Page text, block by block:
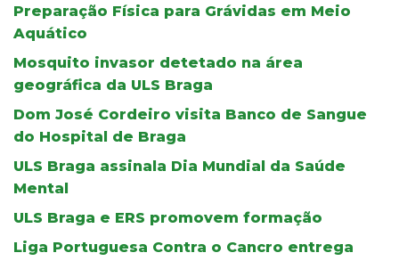
Preparação Física para Grávidas em Meio
Aquático
Mosquito invasor detetado na área
geográfica da ULS Braga
Dom José Cordeiro visita Banco de Sangue
do Hospital de Braga
ULS Braga assinala Dia Mundial da Saúde
Mental
ULS Braga e ERS promovem formação
Liga Portuguesa Contra o Cancro entrega